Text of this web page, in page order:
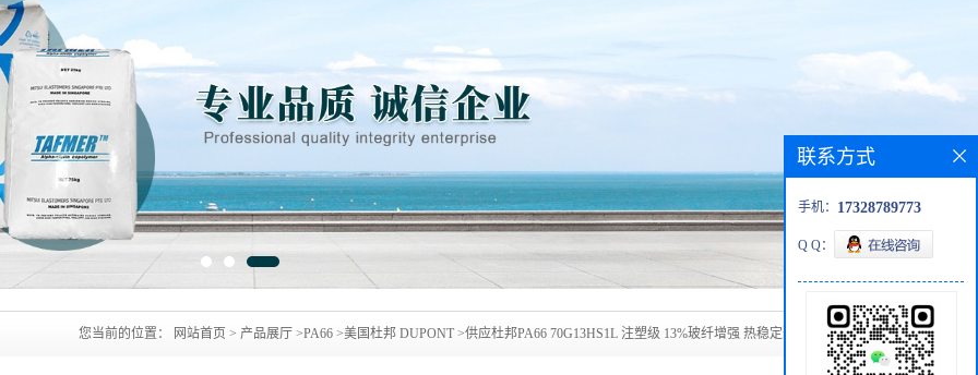
您当前的位置： 网站首页 > 产品展厅 >PA66 >美国杜邦 DUPONT >供应杜邦PA66 70G13HS1L 注塑级 13%玻纤增强 热稳定聚酰胺66
联系方式
手机： 17328789773
Q Q：